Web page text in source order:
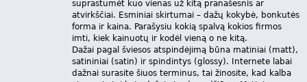
suprastumėt kuo vienas už kitą pranašesnis ar
atvirkščiai. Esminiai skirtumai – dažų kokybė, bonkutės
forma ir kaina. Parašysiu kokią spalvą kokios firmos
imti, kiek kainuotų ir kodėl vieną o ne kitą.
Dažai pagal šviesos atspindėjimą būna matiniai (matt),
satininiai (satin) ir spindintys (glossy). Internete labai
dažnai surasite šiuos terminus, tai žinosite, kad kalba